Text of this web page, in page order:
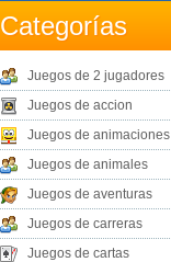
Categorías
Juegos de 2 jugadores
Juegos de accion
Juegos de animaciones
Juegos de animales
Juegos de aventuras
Juegos de carreras
Juegos de cartas